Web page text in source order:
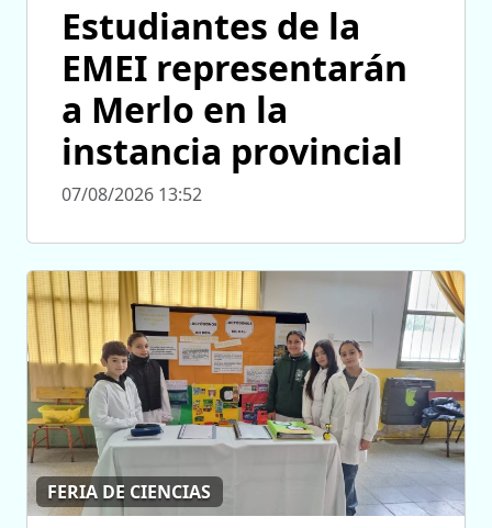
Estudiantes de la
EMEI representarán
a Merlo en la
instancia provincial
07/08/2026 13:52
FERIA DE CIENCIAS